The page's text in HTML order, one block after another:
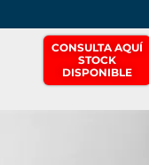
CONSULTA AQUÍ
STOCK
DISPONIBLE